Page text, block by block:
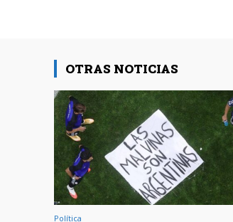
OTRAS NOTICIAS
Política